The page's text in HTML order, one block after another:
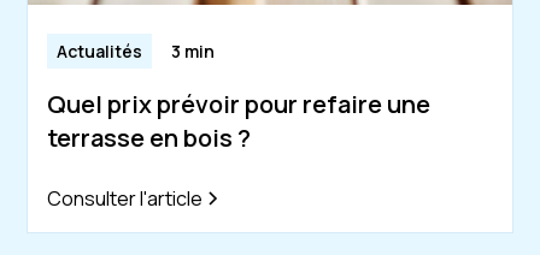
Actualités 3 min
Quel prix prévoir pour refaire une
terrasse en bois ?
Consulter l'article